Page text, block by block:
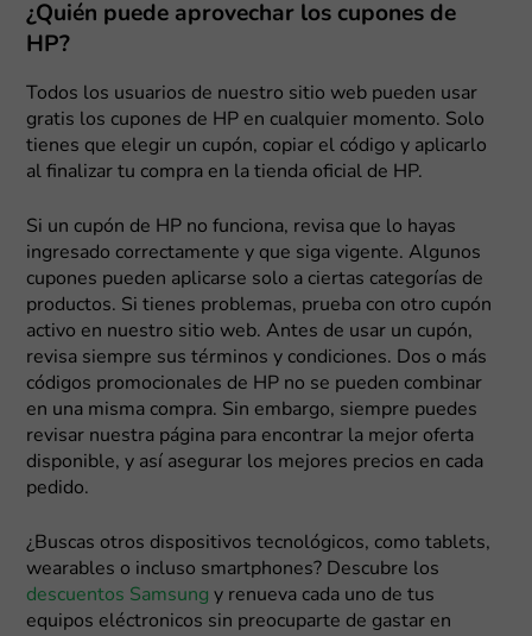
¿Quién puede aprovechar los cupones de
HP?
Todos los usuarios de nuestro sitio web pueden usar
gratis los cupones de HP en cualquier momento. Solo
tienes que elegir un cupón, copiar el código y aplicarlo
al finalizar tu compra en la tienda oficial de HP.
Si un cupón de HP no funciona, revisa que lo hayas
ingresado correctamente y que siga vigente. Algunos
cupones pueden aplicarse solo a ciertas categorías de
productos. Si tienes problemas, prueba con otro cupón
activo en nuestro sitio web. Antes de usar un cupón,
revisa siempre sus términos y condiciones. Dos o más
códigos promocionales de HP no se pueden combinar
en una misma compra. Sin embargo, siempre puedes
revisar nuestra página para encontrar la mejor oferta
disponible, y así asegurar los mejores precios en cada
pedido.
¿Buscas otros dispositivos tecnológicos, como tablets,
wearables o incluso smartphones? Descubre los
descuentos Samsung y renueva cada uno de tus
equipos eléctronicos sin preocuparte de gastar en